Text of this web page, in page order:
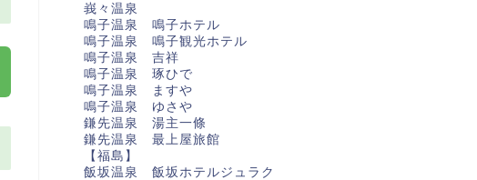
峩々温泉
鳴子温泉 鳴子ホテル
鳴子温泉 鳴子観光ホテル
鳴子温泉 吉祥
鳴子温泉 琢ひで
鳴子温泉 ますや
鳴子温泉 ゆさや
鎌先温泉 湯主一條
鎌先温泉 最上屋旅館
【福島】
飯坂温泉 飯坂ホテルジュラク